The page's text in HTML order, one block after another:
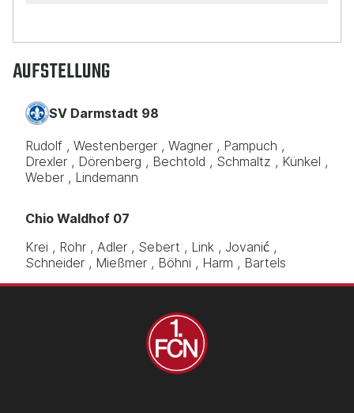
AUFSTELLUNG
SV Darmstadt 98
Rudolf Westenberger Wagner
Pampuch
Drexler
Dörenberg Bechtold Schmaltz
Künkel
Weber
Lindemann
Chio Waldhof 07
Krei
Rohr Adler Sebert Link
Jovanić
Schneider
Mießmer Böhni Harm Bartels